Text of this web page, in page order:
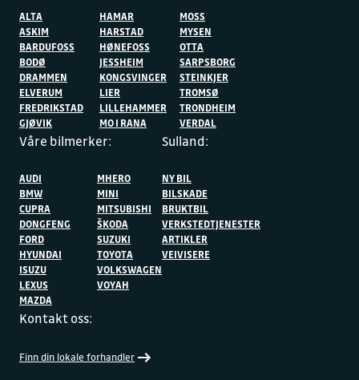
ALTA
ASKIM
BARDUFOSS
BODØ
DRAMMEN
ELVERUM
FREDRIKSTAD
GJØVIK
HAMAR
HARSTAD
HØNEFOSS
JESSHEIM
KONGSVINGER
LIER
LILLEHAMMER
MO I RANA
MOSS
MYSEN
OTTA
SARPSBORG
STEINKJER
TROMSØ
TRONDHEIM
VERDAL
Våre bilmerker:
AUDI
BMW
CUPRA
DONGFENG
FORD
HYUNDAI
ISUZU
LEXUS
MAZDA
MHERO
MINI
MITSUBISHI
ŠKODA
SUZUKI
TOYOTA
VOLKSWAGEN
VOYAH
Sulland:
NY BIL
BILSKADE
BRUKTBIL
VERKSTEDTJENESTER
ARTIKLER
VEIVISERE
Kontakt oss:
Finn din lokale forhandler